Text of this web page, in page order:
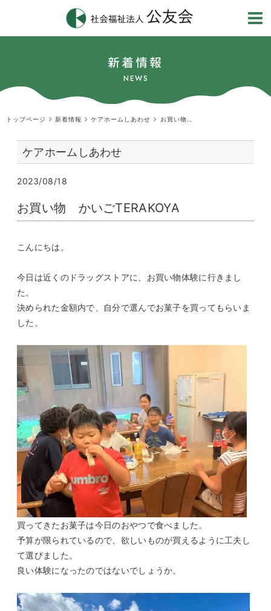
新着情報
NEWS
トップページ 新着情報 ケアホームしあわせ
ケアホームしあわせ
2023/08/18
お買い物 かいごTERAKOYA
こんにちは。
今日は近くのドラッグストアに、お買い物体験に行きまし
た。
決められた金額内で、自分で選んでお菓子を買ってもらいま
した。
買ってきたお菓子は今日のおやつで食べました。
予算が限られているので、欲しいものが買えるように工夫し
て選びました。
良い体験になったのではないでしょうか。